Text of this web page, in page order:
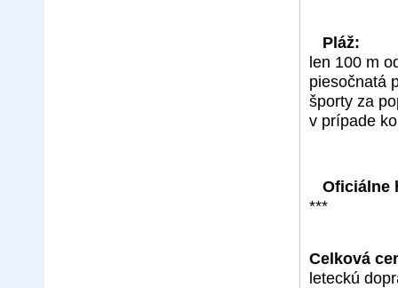
Pláž:
len 100 m
piesočnatá
športy za
v prípade
Oficiálne
***
Celková
leteckú